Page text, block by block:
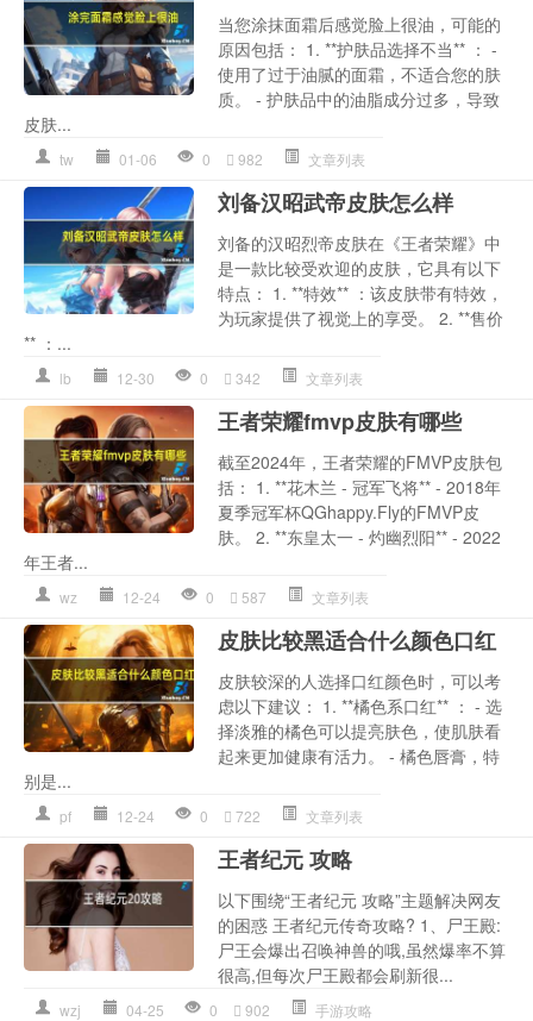
当您涂抹面霜后感觉脸上很油，可能的
原因包括： 1. **护肤品选择不当** ： -
使用了过于油腻的面霜，不适合您的肤
质。 - 护肤品中的油脂成分过多，导致
皮肤...
tw 01-06 0 982 文章列表
刘备汉昭武帝皮肤怎么样
刘备的汉昭烈帝皮肤在《王者荣耀》中
是一款比较受欢迎的皮肤，它具有以下
特点： 1. **特效** ：该皮肤带有特效，
为玩家提供了视觉上的享受。 2. **售价
** ：...
lb 12-30 0 342 文章列表
王者荣耀fmvp皮肤有哪些
截至2024年，王者荣耀的FMVP皮肤包
括： 1. **花木兰 - 冠军飞将** - 2018年
夏季冠军杯QGhappy.Fly的FMVP皮
肤。 2. **东皇太一 - 灼幽烈阳** - 2022
年王者...
wz 12-24 0 587 文章列表
皮肤比较黑适合什么颜色口红
皮肤较深的人选择口红颜色时，可以考
虑以下建议： 1. **橘色系口红** ： - 选
择淡雅的橘色可以提亮肤色，使肌肤看
起来更加健康有活力。 - 橘色唇膏，特
别是...
pf 12-24 0 722 文章列表
王者纪元 攻略
以下围绕“王者纪元 攻略”主题解决网友
的困惑 王者纪元传奇攻略? 1、尸王殿:
尸王会爆出召唤神兽的哦,虽然爆率不算
很高,但每次尸王殿都会刷新很...
wzj 04-25 0 902 手游攻略